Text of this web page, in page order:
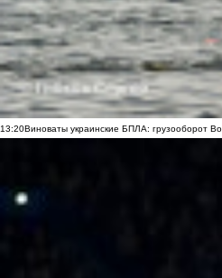
13:20Виноваты украинские БПЛА: грузооборот